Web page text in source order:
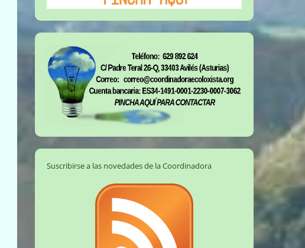
Suscribirse a las novedades de la Coordinadora